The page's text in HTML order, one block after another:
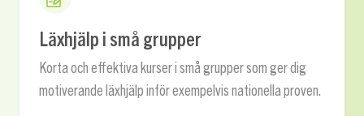
Läxhjälp i små grupper
Korta och effektiva kurser i små grupper som ger dig
motiverande läxhjälp inför exempelvis nationella proven.